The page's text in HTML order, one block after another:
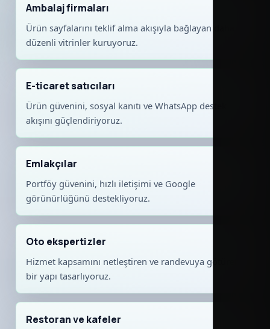
Ambalaj firmaları
Ürün sayfalarını teklif alma akışıyla bağlayan daha
düzenli vitrinler kuruyoruz.
E-ticaret satıcıları
Ürün güvenini, sosyal kanıtı ve WhatsApp destek
akışını güçlendiriyoruz.
Emlakçılar
Portföy güvenini, hızlı iletişimi ve Google
görünürlüğünü destekliyoruz.
Oto ekspertizler
Hizmet kapsamını netleştiren ve randevuya götüren
bir yapı tasarlıyoruz.
Restoran ve kafeler